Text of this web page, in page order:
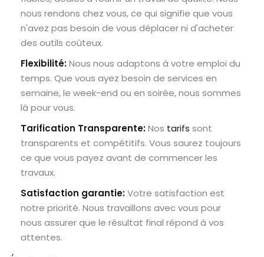
nous rendons chez vous, ce qui signifie que vous
n'avez pas besoin de vous déplacer ni d'acheter
des outils coûteux.
Flexibilité:Nous nous adaptons à votre emploi du
temps. Que vous ayez besoin de services en
semaine, le week-end ou en soirée, nous sommes
là pour vous.
Tarification Transparente:Nos tarifs sont
transparents et compétitifs. Vous saurez toujours
ce que vous payez avant de commencer les
travaux.
Satisfaction garantie:Votre satisfaction est
notre priorité. Nous travaillons avec vous pour
nous assurer que le résultat final répond à vos
attentes.